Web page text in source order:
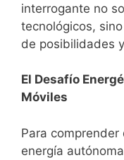
interrogante no
tecnológicos,
de posibilidades
El Desafío
Móviles
Para
energía